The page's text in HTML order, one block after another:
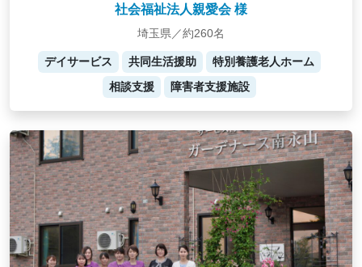
社会福祉法人親愛会 様
埼玉県／約260名
デイサービス 共同生活援助
特別養護老人ホーム
相談支援
障害者支援施設